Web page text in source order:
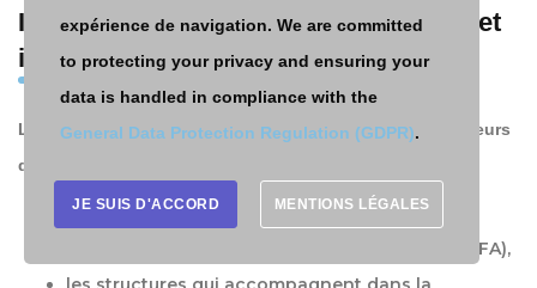
Indicateurs Qualiopi : socle commun et
indicateurs spécifiques
Le Référentiel National Qualités’applique à tous les acteurs
de la formation. Parmi eux, on distingue :
les organismes de formation,
les centres de formation par apprentissage (CFA),
expérience de navigation. We are committed
to protecting your privacy and ensuring your
data is handled in compliance with the
General Data Protection Regulation (GDPR).
JE SUIS D'ACCORD MENTIONS LÉGALES